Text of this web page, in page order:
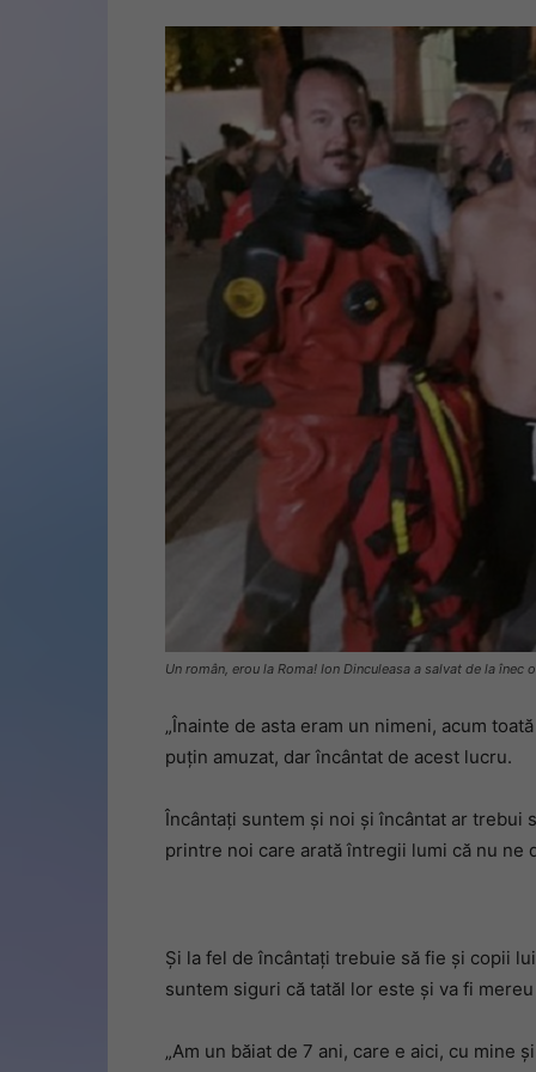
Un român, erou la Roma! Ion Dinculeasa a salvat de la
„Înainte de asta eram un nimeni, acum
puțin amuzat, dar încântat de acest lucru.
Încântați suntem și noi și încântat ar trebui
printre noi care arată întregii lumi că nu ne
Și la fel de încântați trebuie să fie și copii
suntem siguri că tatăl lor este și va fi
„Am un băiat de 7 ani, care e aici, cu mine